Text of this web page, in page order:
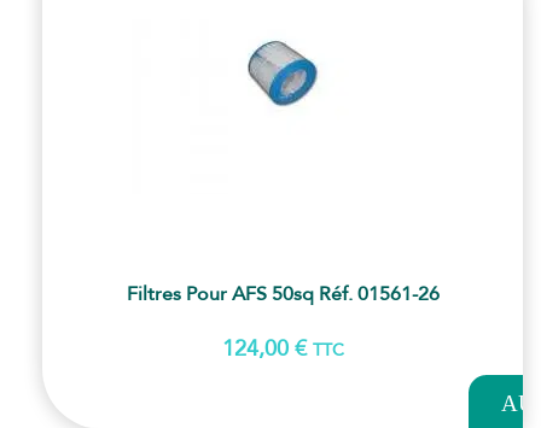
Filtres Pour AFS 50sq Réf. 01561-26
124,00 € TTC
AU